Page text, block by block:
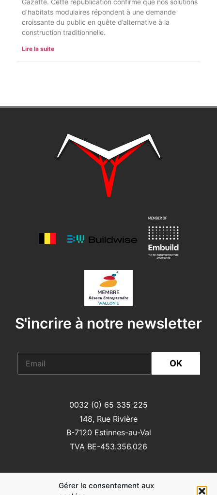
Gérer le consentement aux
Gazette. Cette republication confirme que nos solutions
d’habitats modulaires répondent à une demande
croissante du public en quête d’alternative à la
construction traditionnelle.
Lire la suite
S'incrire à notre newsletter
OK
0032 (0) 65 335 225
148, Rue Rivière
B-7120 Estinnes-au-Val
TVA BE-453.356.026
Vous pouvez nous suivre sur: